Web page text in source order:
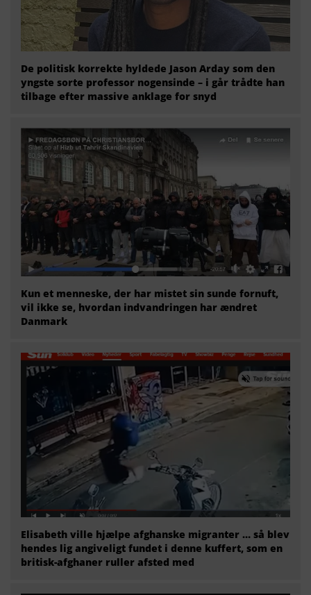
De politisk korrekte hyldede Jason Arday som den
yngste sorte professor nogensinde – i går trådte han
tilbage efter massive anklage for snyd
Kun et menneske, der har mistet sin sunde fornuft,
vil ikke se, hvordan indvandringen har ændret
Danmark
Elisabeth ville hjælpe afghanske migranter … så blev
hendes lig angiveligt fundet i denne kuffert, som en
britisk-afghaner ruller afsted med